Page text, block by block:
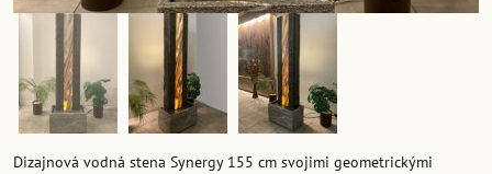
Dizajnová vodná stena Synergy 155 cm svojimi geometrickými